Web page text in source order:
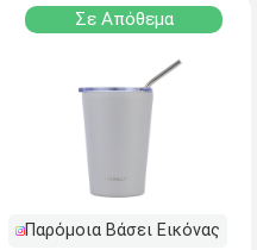
Σε Απόθεμα
Παρόμοια Βάσει Εικόνας